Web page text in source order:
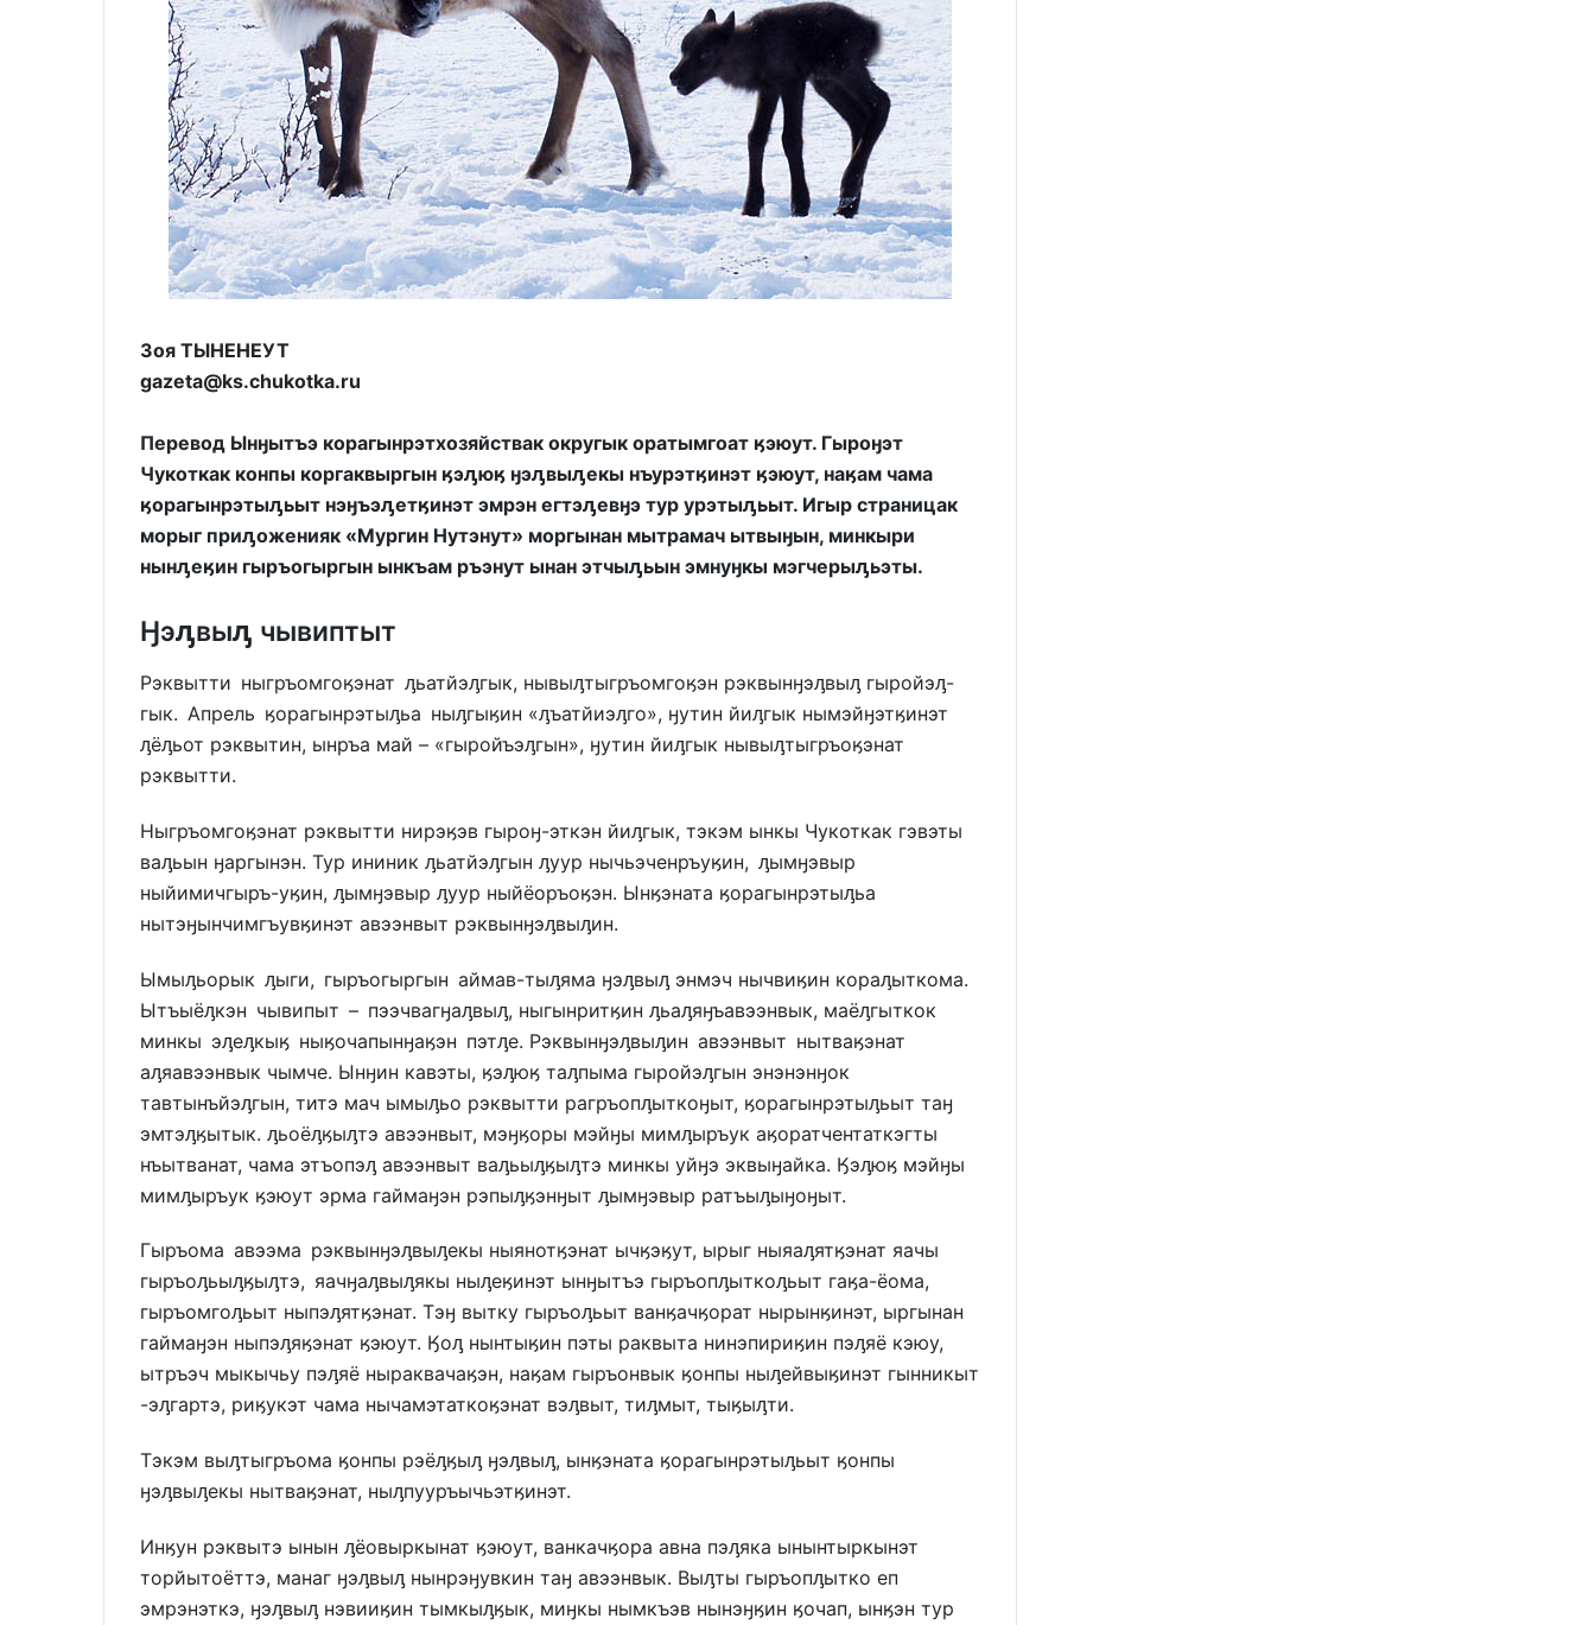
Зоя ТЫНЕНЕУТ
gazeta@ks.chukotka.ru
Перевод Ынӈытъэ корагынрэтхозяйствак округык оратымгоат ӄэюут. Гыроӈэт
Чукоткак конпы коргаквыргын ӄэԓюӄ ӈэԓвыԓекы нъурэтӄинэт ӄэюут, наӄам чама
ӄорагынрэтыԓьыт нэӈъэԓетӄинэт эмрэн егтэԓевӈэ тур урэтыԓьыт. Игыр страницак
морыг приԓоженияк «Мургин Нутэнут» моргынан мытрамач ытвыӈын, минкыри
нынԓеӄин гыръогыргын ынкъам ръэнут ынан этчыԓьын эмнуӈкы мэгчерыԓьэты.
Ӈэԓвыԓ чывиптыт
Рэквытти ныгръомгоӄэнат ԓьатйэԓгык, нывыԓтыгръомгоӄэн рэквынӈэԓвыԓ гыройэԓ-
гык. Апрель ӄорагынрэтыԓьа ныԓгыӄин «ԓъатйиэԓго», ӈутин йиԓгык нымэйӈэтӄинэт
ԓёԓьот рэквытин, ынръа май – «гыройъэԓгын», ӈутин йиԓгык нывыԓтыгръоӄэнат
рэквытти.
Ныгръомгоӄэнат рэквытти нирэӄэв гыроӈ-эткэн йиԓгык, тэкэм ынкы Чукоткак гэвэты
ваԓьын ӈаргынэн. Тур ининик ԓьатйэԓгын ԓуур нычьэченръуӄин, ԓымӈэвыр
ныйимичгыръ-уӄин, ԓымӈэвыр ԓуур ныйёоръоӄэн. Ынӄэната ӄорагынрэтыԓьа
нытэӈынчимгъувӄинэт авээнвыт рэквынӈэԓвыԓин.
Ымыԓьорык ԓыги, гыръогыргын аймав-тыԓяма ӈэԓвыԓ энмэч нычвиӄин кораԓыткома.
Ытъыёԓкэн чывипыт – пээчвагӈаԓвыԓ, ныгынритӄин ԓьаԓяӈъавээнвык, маёԓгыткок
минкы эԓеԓкыӄ ныӄочапынӈаӄэн пэтԓе. Рэквынӈэԓвыԓин авээнвыт нытваӄэнат
аԓяавээнвык чымче. Ынӈин кавэты, ӄэԓюӄ таԓпыма гыройэԓгын энэнэнӈок
тавтынъйэԓгын, титэ мач ымыԓьо рэквытти рагръопԓыткоӈыт, ӄорагынрэтыԓьыт таӈ
эмтэԓӄытык. ԓьоёԓӄыԓтэ авээнвыт, мэӈӄоры мэйӈы мимԓыръук аӄоратчентаткэгты
нъытванат, чама этъопэԓ авээнвыт ваԓьыԓӄыԓтэ минкы уйӈэ эквыӈайка. Ӄэԓюӄ мэйӈы
мимԓыръук ӄэюут эрма гаймаӈэн рэпыԓӄэнӈыт ԓымӈэвыр ратъыԓыӈоӈыт.
Гыръома авээма рэквынӈэԓвыԓекы ныянотӄэнат ычӄэӄут, ырыг ныяаԓятӄэнат яачы
гыръоԓьыԓӄыԓтэ, яачӈаԓвыԓякы ныԓеӄинэт ынӈытъэ гыръопԓыткоԓьыт гаӄа-ёома,
гыръомгоԓьыт ныпэԓятӄэнат. Тэӈ вытку гыръоԓьыт ванӄачӄорат нырынӄинэт, ыргынан
гаймаӈэн ныпэԓяӄэнат ӄэюут. Ӄоԓ нынтыӄин пэты раквыта нинэпириӄин пэԓяё кэюу,
ытръэч мыкычьу пэԓяё ныраквачаӄэн, наӄам гыръонвык ӄонпы ныԓейвыӄинэт гынникыт
-эԓгартэ, риӄукэт чама нычамэтаткоӄэнат вэԓвыт, тиԓмыт, тыӄыԓти.
Тэкэм выԓтыгръома ӄонпы рэёԓӄыԓ ӈэԓвыԓ, ынӄэната ӄорагынрэтыԓьыт ӄонпы
ӈэԓвыԓекы нытваӄэнат, ныԓпууръычьэтӄинэт.
Инӄун рэквытэ ынын ԓёовыркынат ӄэюут, ванкачӄора авна пэԓяка ынынтыркынэт
торйытоёттэ, манаг ӈэԓвыԓ нынрэӈувкин таӈ авээнвык. Выԓты гыръопԓытко еп
эмрэнэткэ, ӈэԓвыԓ нэвииӄин тымкыԓӄык, миӈкы нымкъэв нынэӈӄин ӄочап, ынӄэн тур